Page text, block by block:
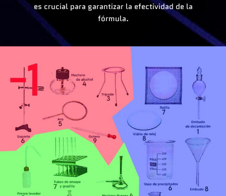
es crucial para garantizar la efectividad de la
fórmula.